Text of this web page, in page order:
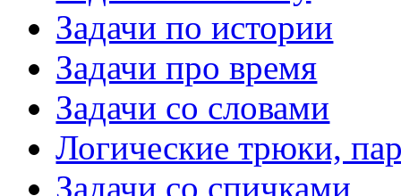
Задачи по истории
Задачи про время
Задачи со словами
Логические трюки,
Задачи со спичками